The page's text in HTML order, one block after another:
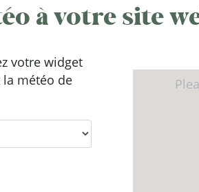
à votre site
votre widget
météo de